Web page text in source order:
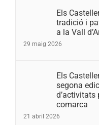
Els
tradició i
a la Vall
29 maig 2026
Els
segona
d’activitats
comarca
21 abril 2026